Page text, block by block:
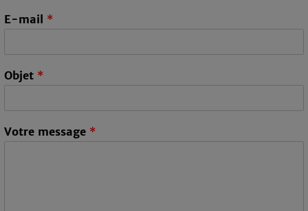
E-mail *
Objet *
Votre message *